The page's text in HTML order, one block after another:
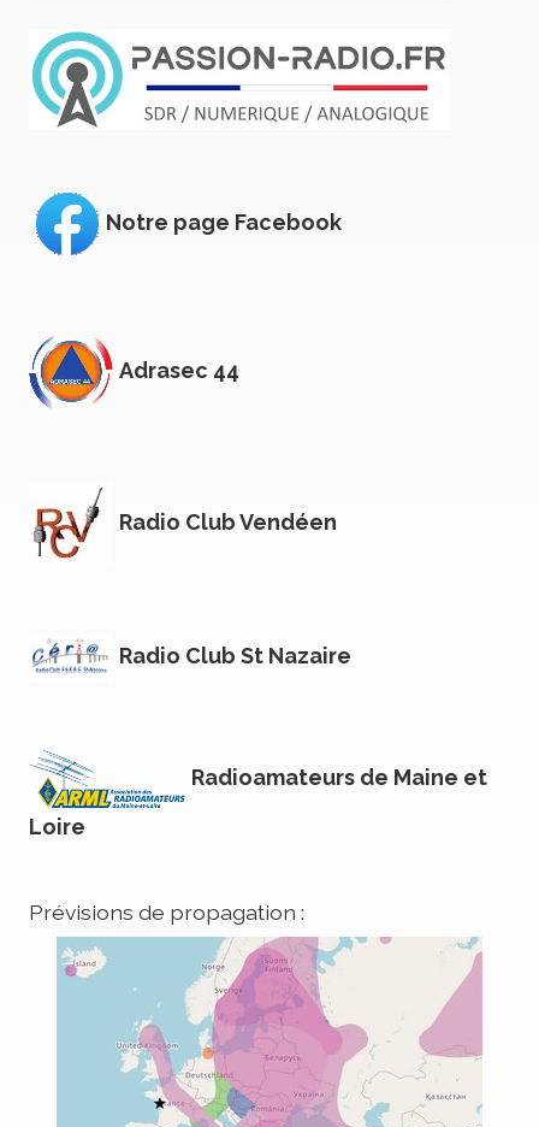
Notre page Facebook
Adrasec 44
Radio Club Vendéen
Radio Club St Nazaire
Radioamateurs de Maine et
Loire
Prévisions de propagation :